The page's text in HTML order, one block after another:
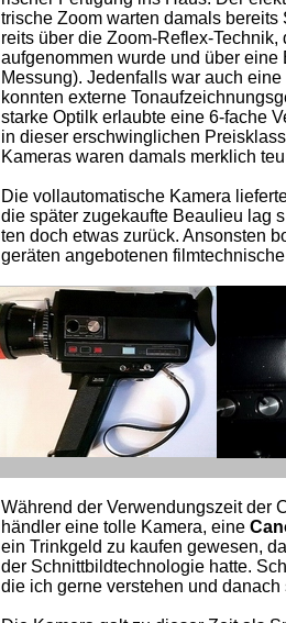
trische Zoom warten damals
reits über die Zoom-Reflex-
aufgenommen wurde und über
Messung). Jedenfalls war auch
konnten externe
starke Optilk erlaubte eine 6-fache
in dieser erschwinglichen
Kameras waren damals merklich
Die vollautomatische Kamera
die später zugekaufte Beaulieu lag
ten doch etwas zurück. Ansonsten
geräten angebotenen
Während der Verwendungszeit der
händler eine tolle Kamera, eine
ein Trinkgeld zu kaufen gewesen,
der Schnittbildtechnologie hatte.
die ich gerne verstehen und